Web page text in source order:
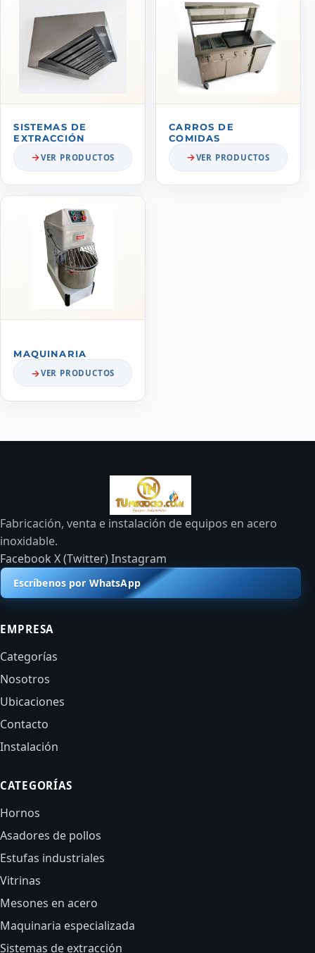
SISTEMAS DE
EXTRACCIÓN
VER PRODUCTOS
CARROS DE
COMIDAS
VER PRODUCTOS
MAQUINARIA
VER PRODUCTOS
Fabricación, venta e instalación de equipos en acero
inoxidable.
FacebookX (Twitter)Instagram
Escríbenos por WhatsApp
EMPRESA
Categorías
Nosotros
Ubicaciones
Contacto
Instalación
CATEGORÍAS
Hornos
Asadores de pollos
Estufas industriales
Vitrinas
Mesones en acero
Maquinaria especializada
Sistemas de extracción